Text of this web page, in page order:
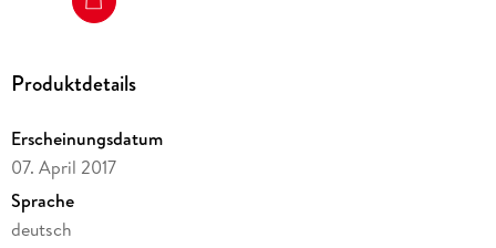
Produktdetails
Erscheinungsdatum
07. April 2017
Sprache
deutsch